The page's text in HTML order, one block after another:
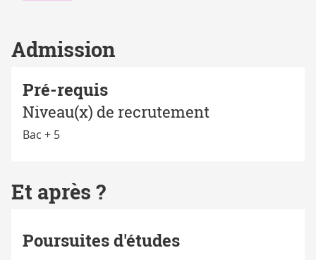
Admission
Pré-requis
Niveau(x) de recrutement
Bac + 5
Et après ?
Poursuites d'études